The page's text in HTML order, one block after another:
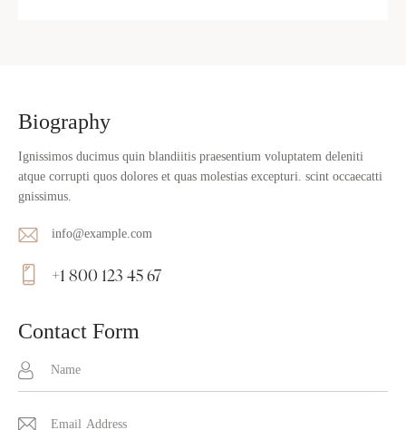
Biography
Ignissimos ducimus quin blandiitis praesentium voluptatem deleniti
atque corrupti quos dolores et quas molestias excepturi. scint occaecatti
gnissimus.
E-
ma
info@example.com
on
+1 800 123 45 67
Contact Form